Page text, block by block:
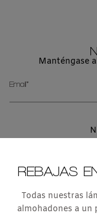
REBAJAS
Todas nuestras
almohadones a un
Manténgase